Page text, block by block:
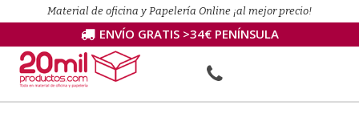
Material de oficina y Papelería Online ¡al mejor precio!
ENVÍO GRATIS >34€ PENÍNSULA